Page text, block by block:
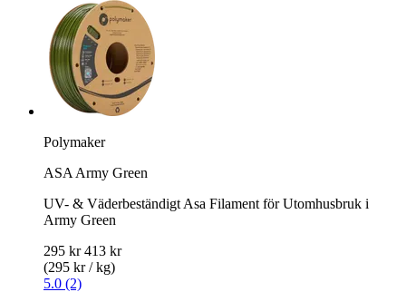
Polymaker
ASA Army Green
UV- & Väderbeständigt Asa Filament för Utomhusbruk i
Army Green
295 kr 413 kr
(295 kr / kg)
5.0 (2)